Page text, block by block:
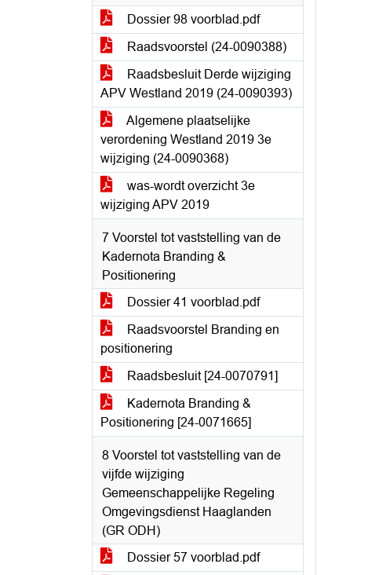
Dossier 98 voorblad.pdf
Raadsvoorstel (24-0090388)
Raadsbesluit Derde wijziging
APV Westland 2019 (24-0090393)
Algemene plaatselijke
verordening Westland 2019 3e
wijziging (24-0090368)
was-wordt overzicht 3e
wijziging APV 2019
7 Voorstel tot vaststelling van de
Kadernota Branding &
Positionering
Dossier 41 voorblad.pdf
Raadsvoorstel Branding en
positionering
Raadsbesluit [24-0070791]
Kadernota Branding &
Positionering [24-0071665]
8 Voorstel tot vaststelling van de
vijfde wijziging
Gemeenschappelijke Regeling
Omgevingsdienst Haaglanden
(GR ODH)
Dossier 57 voorblad.pdf